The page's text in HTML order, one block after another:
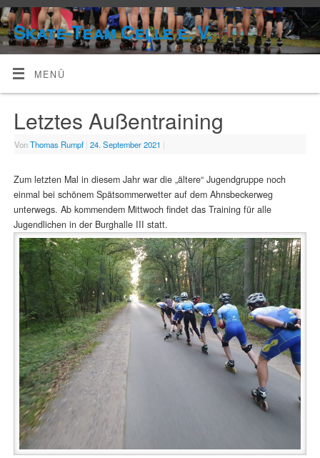
Skate-Team Celle e. V.
MENÜ
Letztes Außentraining
VonThomas Rumpf | 24. September 2021 |
Zum letzten Mal in diesem Jahr war die „ältere“ Jugendgruppe noch
einmal bei schönem Spätsommerwetter auf dem Ahnsbeckerweg
unterwegs. Ab kommendem Mittwoch findet das Training für alle
Jugendlichen in der Burghalle III statt.